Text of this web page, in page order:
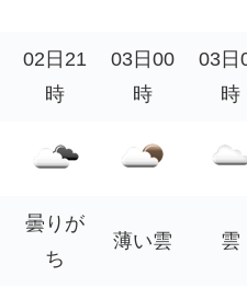
02日21
時
03日00
時
03日
時
曇りが
ち
薄い雲 雲